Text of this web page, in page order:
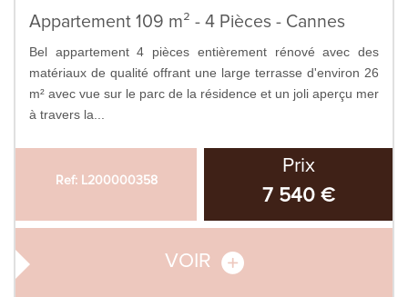
Appartement 109 m² - 4 Pièces - Cannes
Bel appartement 4 pièces entièrement rénové avec des
matériaux de qualité offrant une large terrasse d'environ 26
m² avec vue sur le parc de la résidence et un joli aperçu mer
à travers la...
Ref: L200000358
Prix
7 540 €
VOIR